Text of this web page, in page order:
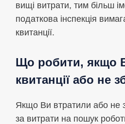
вищі витрати, тим більш
податкова інспекція
квитанції.
Що робити, якщо
квитанції або не
Якщо Ви втратили або не
за витрати на пошук